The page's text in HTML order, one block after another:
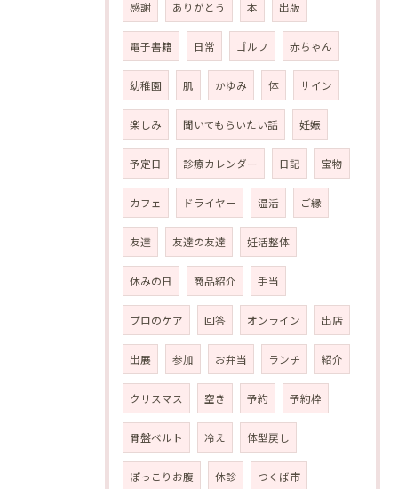
感謝 ありがとう 本 出版
電子書籍 日常 ゴルフ 赤ちゃん
幼稚園 肌 かゆみ 体 サイン
楽しみ 聞いてもらいたい話 妊娠
予定日 診療カレンダー 日記 宝物
カフェ ドライヤー 温活 ご縁
友達 友達の友達 妊活整体
休みの日 商品紹介 手当
プロのケア 回答 オンライン 出店
出展 参加 お弁当 ランチ 紹介
クリスマス 空き 予約 予約枠
骨盤ベルト 冷え 体型戻し
ぽっこりお腹 休診 つくば市